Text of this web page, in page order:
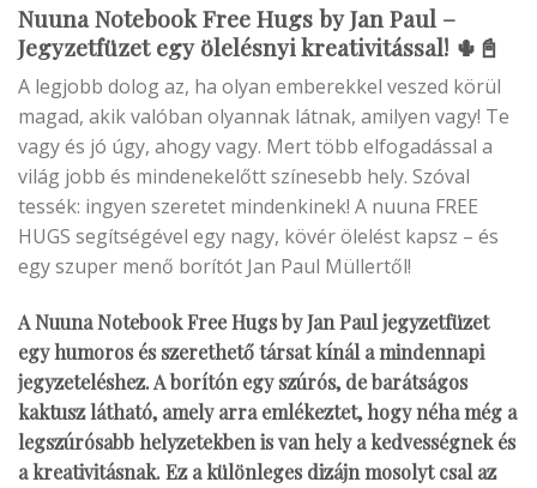
Nuuna Notebook Free Hugs by Jan Paul –
Jegyzetfüzet egy ölelésnyi kreativitással! 🌵📓
A legjobb dolog az, ha olyan emberekkel veszed körül
magad, akik valóban olyannak látnak, amilyen vagy! Te
vagy és jó úgy, ahogy vagy. Mert több elfogadással a
világ jobb és mindenekelőtt színesebb hely. Szóval
tessék: ingyen szeretet mindenkinek! A nuuna FREE
HUGS segítségével egy nagy, kövér ölelést kapsz – és
egy szuper menő borítót Jan Paul Müllertől!
ANuuna Notebook Free Hugsby Jan Paul jegyzetfüzet
egy humoros és szerethető társat kínál a mindennapi
jegyzeteléshez. A borítón egy szúrós, de barátságos
kaktusz látható, amely arra emlékeztet, hogy néha még a
legszúrósabb helyzetekben is van hely a kedvességnek és
a kreativitásnak. Ez a különleges dizájn mosolyt csal az